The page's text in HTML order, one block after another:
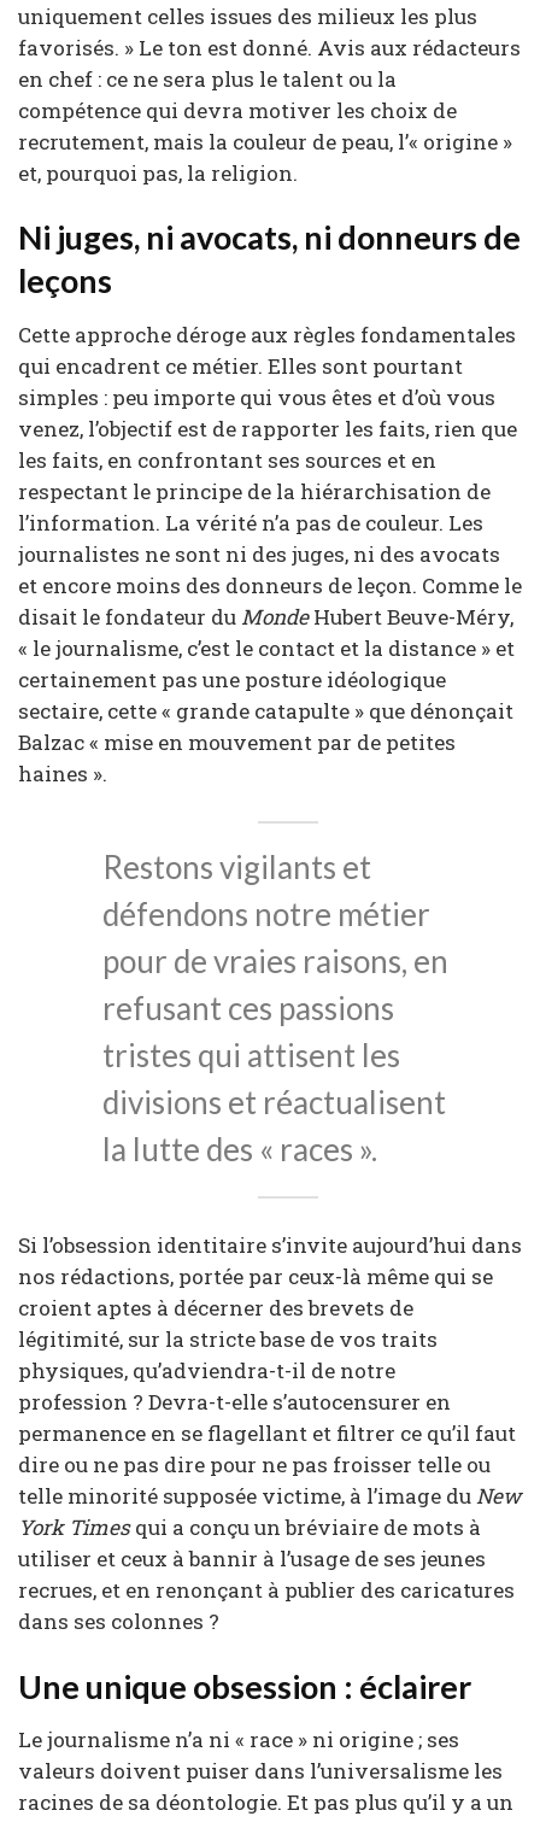
uniquement celles issues des milieux les plus
favorisés. » Le ton est donné. Avis aux rédacteurs
en chef : ce ne sera plus le talent ou la
compétence qui devra motiver les choix de
recrutement, mais la couleur de peau, l’« origine »
et, pourquoi pas, la religion.
Ni juges, ni avocats, ni donneurs de
leçons
Cette approche déroge aux règles fondamentales
qui encadrent ce métier. Elles sont pourtant
simples : peu importe qui vous êtes et d’où vous
venez, l’objectif est de rapporter les faits, rien que
les faits, en confrontant ses sources et en
respectant le principe de la hiérarchisation de
l’information. La vérité n’a pas de couleur. Les
journalistes ne sont ni des juges, ni des avocats
et encore moins des donneurs de leçon. Comme le
disait le fondateur du MondeHubert Beuve-Méry,
« le journalisme, c’est le contact et la distance » et
certainement pas une posture idéologique
sectaire, cette « grande catapulte » que dénonçait
Balzac « mise en mouvement par de petites
haines ».
Restons vigilants et
défendons notre métier
pour de vraies raisons, en
refusant ces passions
tristes qui attisent les
divisions et réactualisent
la lutte des « races ».
Si l’obsession identitaire s’invite aujourd’hui dans
nos rédactions, portée par ceux-là même qui se
croient aptes à décerner des brevets de
légitimité, sur la stricte base de vos traits
physiques, qu’adviendra-t-il de notre
profession ? Devra-t-elle s’autocensurer en
permanence en se flagellant et filtrer ce qu’il faut
dire ou ne pas dire pour ne pas froisser telle ou
telle minorité supposée victime, à l’image duNew
York Timesqui a conçu un bréviaire de mots à
utiliser et ceux à bannir à l’usage de ses jeunes
recrues, et en renonçant à publier des caricatures
dans ses colonnes ?
Une unique obsession : éclairer
Le journalisme n’a ni « race » ni origine ; ses
valeurs doivent puiser dans l’universalisme les
racines de sa déontologie. Et pas plus qu’il y a un